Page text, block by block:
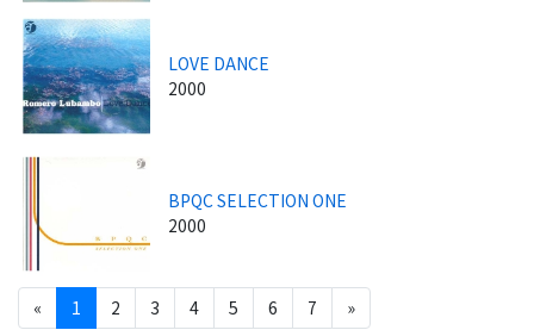
LOVE DANCE
2000
BPQC SELECTION ONE
2000
« 1 2 3 4 5 6 7 »